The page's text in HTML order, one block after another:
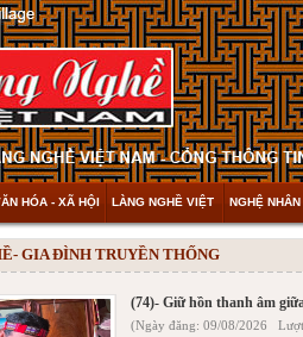
HÓA - XÃ HỘI LÀNG NGHỀ VIỆT NGHỆ
GIA ĐÌNH TRUYỀN THỐNG
(74)- Giữ hồn thanh âm
(Ngày đăng: 09/08/2026